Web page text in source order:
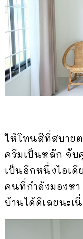
ให้โทนสีที่สบายต
ครีมเป็นหลัก จับ
เป็นอีกหนึ่งไอเ
คนที่กำลังมองหา
บ้านได้ดีเลยนะเ